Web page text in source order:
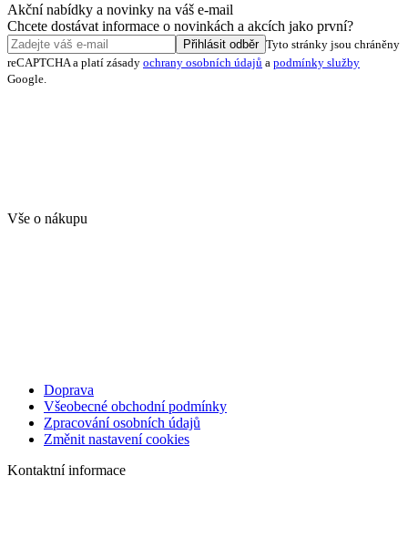
Akční nabídky a novinky na váš e-mail
Chcete dostávat informace o novinkách a akcích jako první?
Přihlásit odběr Tyto stránky jsou chráněny
reCAPTCHA a platí zásady ochrany osobních údajů a podmínky služby
Google.
Vše o nákupu
Doprava
Všeobecné obchodní podmínky
Zpracování osobních údajů
Změnit nastavení cookies
Kontaktní informace